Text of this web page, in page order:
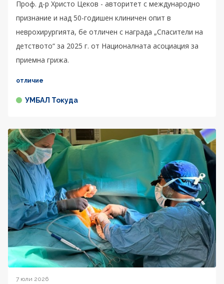
Проф. д-р Христо Цеков - авторитет с международно
признание и над 50-годишен клиничен опит в
неврохирургията, бе отличен с награда „Спасители на
детството“ за 2025 г. от Националната асоциация за
приемна грижа.
отличие
УМБАЛ Токуда
7 юли 2026